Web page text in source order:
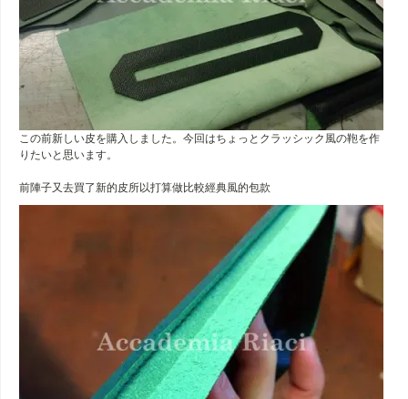
この前新しい皮を購入しました。今回はちょっとクラッシック風の鞄を作
りたいと思います。
前陣子又去買了新的皮所以打算做比較經典風的包款